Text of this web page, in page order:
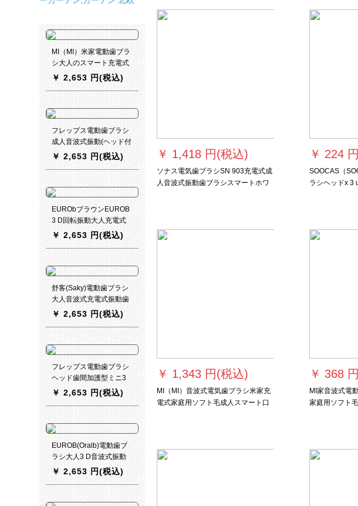
￥ 1,418 円(税込)
ソナス電気歯ブラシSN 903充電式成
人音波式振動歯ブラシスマートホワ
￥ 224
SOOCAS（
ラシヘッドx 3
￥ 1,343 円(税込)
MI（MI）音波式電気歯ブラシ米家充
電式家庭用ソフト毛成人スマート口
￥ 368
MI家音波式電
家庭用ソフト
MI（MI）米家電動歯ブラ
シ大人のスマート充電式
携帯バイブ怠け者の音波
歯ブラシ
￥ 2,653 円(税込)
フレップス電動歯ブラシ
成人音波式振動(ヘッド付
*1)クリーングリーンHX
￥ 2,653 円(税込)
EURObブラウンEUROB
3 D回転振動大人充電式
スマート電動歯ブラシD
￥ 2,653 円(税込)
舒客(Saky)電動歯ブラシ
大人音波式充電式振動歯
ブラシ防水G 2262(黒)
￥ 2,653 円(税込)
フレップス電動歯ブラシ
ヘッド歯間加護型ミニ3
本セットHX 9013/05 HX
荷）
￥ 2,653 円(税込)
EUROB(Oralb)電動歯ブ
ラシ大人3 D音波式振動
歯ブラシ人魚姫パウダー
イコー
￥ 2,653 円(税込)